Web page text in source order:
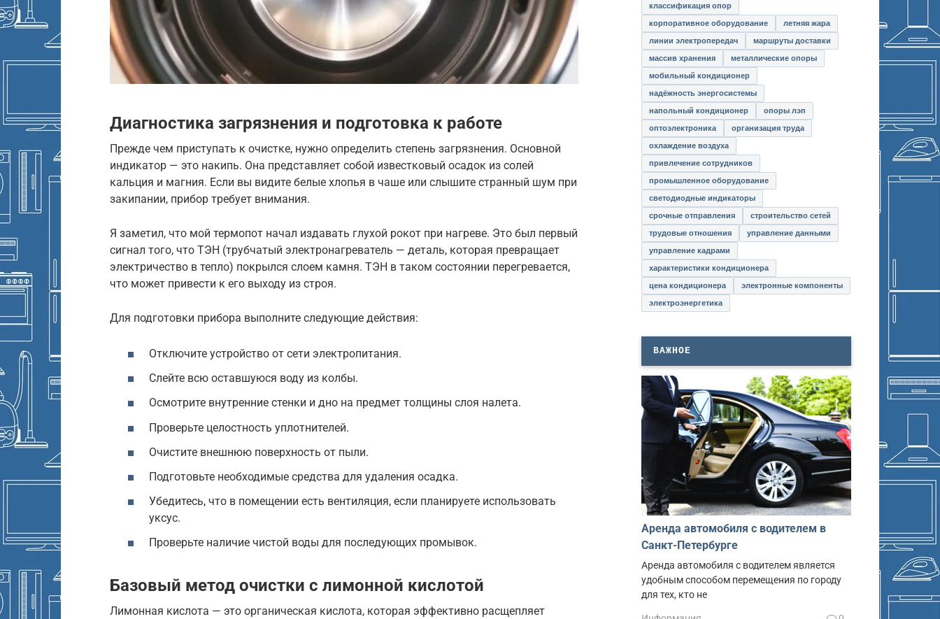
Диагностика загрязнения и подготовка к работе
Прежде чем приступать к очистке, нужно определить степень загрязнения. Основной
индикатор — это накипь. Она представляет собой известковый осадок из солей
кальция и магния. Если вы видите белые хлопья в чаше или слышите странный шум при
закипании, прибор требует внимания.
Я заметил, что мой термопот начал издавать глухой рокот при нагреве. Это был первый
сигнал того, что ТЭН (трубчатый электронагреватель — деталь, которая превращает
электричество в тепло) покрылся слоем камня. ТЭН в таком состоянии перегревается,
что может привести к его выходу из строя.
Для подготовки прибора выполните следующие действия:
Отключите устройство от сети электропитания.
Слейте всю оставшуюся воду из колбы.
Осмотрите внутренние стенки и дно на предмет толщины слоя налета.
Проверьте целостность уплотнителей.
Очистите внешнюю поверхность от пыли.
Подготовьте необходимые средства для удаления осадка.
Убедитесь, что в помещении есть вентиляция, если планируете использовать
уксус.
Проверьте наличие чистой воды для последующих промывок.
Базовый метод очистки с лимонной кислотой
Лимонная кислота — это органическая кислота, которая эффективно расщепляет
классификация опор
корпоративное оборудование летняя жара
линии электропередач маршруты доставки
массив хранения металлические опоры
мобильный кондиционер
надёжность энергосистемы
напольный кондиционер опоры лэп
оптоэлектроника организация труда
охлаждение воздуха
привлечение сотрудников
промышленное оборудование
светодиодные индикаторы
срочные отправления строительство сетей
трудовые отношения управление данными
управление кадрами
характеристики кондиционера
цена кондиционера электронные компоненты
электроэнергетика
ВАЖНОЕ
Аренда автомобиля с водителем в
Санкт-Петербурге
Аренда автомобиля с водителем является
удобным способом перемещения по городу
для тех, кто не